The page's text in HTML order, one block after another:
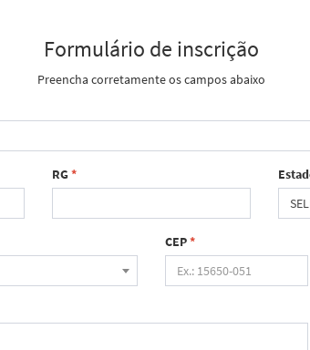
Formulário de inscrição
Preencha corretamente os campos abaixo
RG*
CEP*